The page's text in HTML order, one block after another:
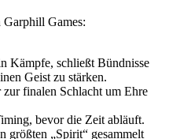
Games:
Kämpfe, schließt Bündnisse
Geist zu stärken.
finalen Schlacht um Ehre
bevor die Zeit abläuft.
größten „Spirit“ gesammelt